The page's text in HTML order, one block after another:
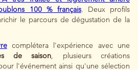
100 % français. Deux profils
le parcours de dégustation de la
complétera l'expérience avec une
de saison, plusieurs créations
l'événement ainsi qu'une sélection